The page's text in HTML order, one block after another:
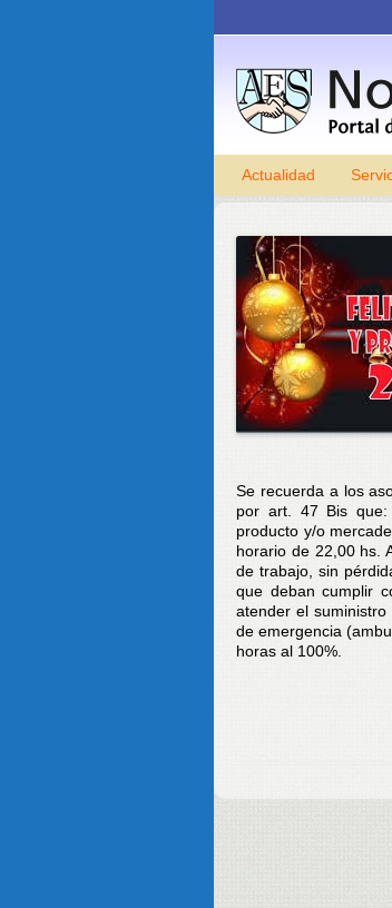
Actualidad
Se recuerda a los
por art. 47 Bis que:
producto y/o
horario de 22,00 hs.
de trabajo, sin
que deban cumplir
atender el
de emergencia
horas al 100%.